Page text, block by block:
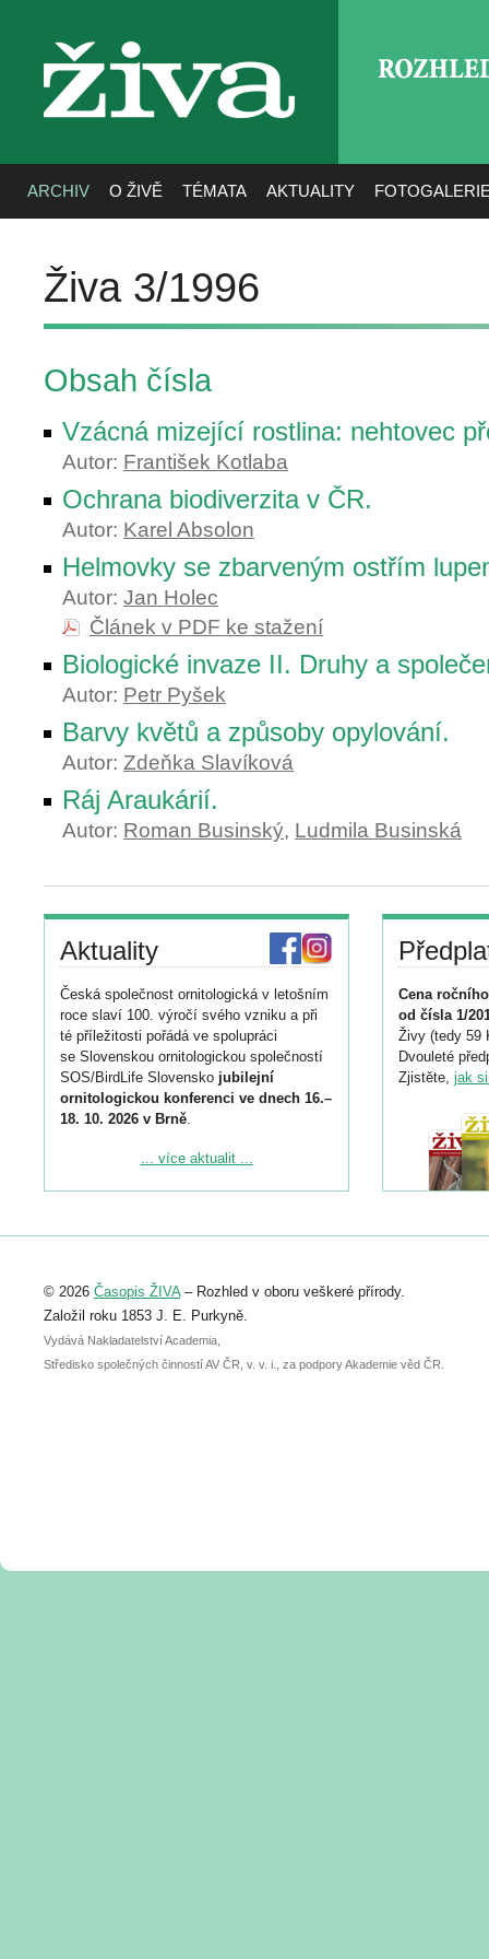
živa
ARCHIV O ŽIVĚ TÉMATA AKTUALITY
Živa 3/1996
Obsah čísla
Vzácná mizející rostlina: nehtovec
Autor: František Kotlaba
Ochrana biodiverzita v ČR.
Autor: Karel Absolon
Helmovky se zbarveným ostřím
Autor: Jan Holec
Článek v PDF ke stažení
Biologické invaze II. Druhy a
Autor: Petr Pyšek
Barvy květů a způsoby opylování.
Autor: Zdeňka Slavíková
Ráj Araukárií.
Autor: Roman Businský, Ludmila Businská
Aktuality
Česká společnost ornitologická v letošním
roce slaví 100. výročí svého vzniku a při
té příležitosti pořádá ve spolupráci
se Slovenskou ornitologickou společností
SOS/BirdLife Slovensko jubilejní
ornitologickou konferenci ve dnech 16.–
18. 10. 2026 v Brně.
Podrobnější informace ke konferenci
Registrovat se můžete do 6. září.
abstraktu přihlášené přednášky nebo
posteru je už 30. června.
... více aktualit ...
Cena
od čísla 1/
Živy (tedy 59
Dvouleté
Zjistěte, jak
© 2026 Časopis ŽIVA– Rozhled v oboru veškeré přírody.
Založil roku 1853 J. E. Purkyně.
Vydává Nakladatelství Academia,
Středisko společných činností AV ČR, v. v. i., za podpory Akademie věd ČR.